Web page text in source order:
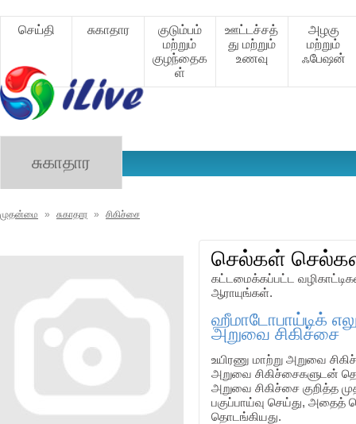
செய்தி சுகாதார
குடும்பம்
மற்றும்
குழந்தைக
ள்
ஊட்டச்சத்
து மற்றும்
உணவு
அழகு
மற்றும்
ஃபேஷன்
சுகாதார
முதன்மை » சுகாதார » சிகிச்சை
செல்கள்
கட்டமைக்கப்பட்ட
ஆராயுங்கள்.
ஹீமாடோபாய்டிக்
அறுவை சிகிச்சை
உயிரணு மாற்று அறுவை
அறுவை சிகிச்சைகளுடன்
அறுவை சிகிச்சை குறித்த
பகுப்பாய்வு செய்து, அதைத்
தொடங்கியது.